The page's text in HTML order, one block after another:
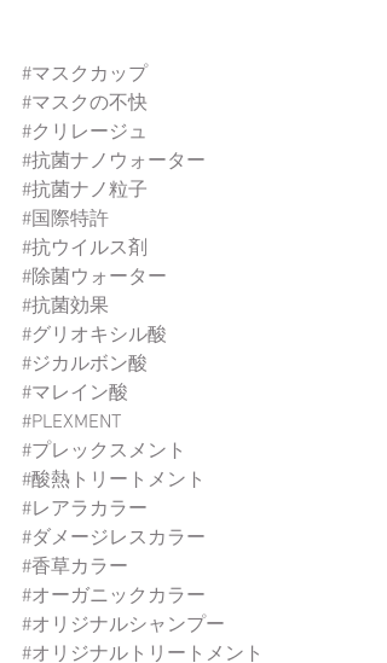
#マスクカップ
#マスクの不快
#クリレージュ
#抗菌ナノウォーター
#抗菌ナノ粒子
#国際特許
#抗ウイルス剤
#除菌ウォーター
#抗菌効果
#グリオキシル酸
#ジカルボン酸
#マレイン酸
#PLEXMENT
#プレックスメント
#酸熱トリートメント
#レアラカラー
#ダメージレスカラー
#香草カラー
#オーガニックカラー
#オリジナルシャンプー
#オリジナルトリートメント